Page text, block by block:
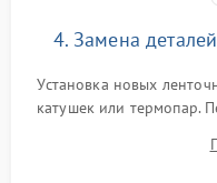
4. Замена
Установка новых
катушек или термопар.
дорожек. Очистка